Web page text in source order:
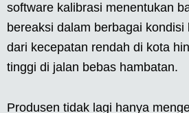
software kalibrasi menentukan
bereaksi dalam berbagai kondisi
dari kecepatan rendah di kota
tinggi di jalan bebas hambatan.
Produsen tidak lagi hanya